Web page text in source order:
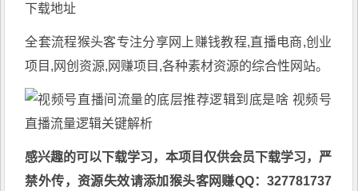
下载地址
全套流程猴头客专注分享网上赚钱教程,直播电商,创业
项目,网创资源, 网赚项目 ,各种素材资源的综合性网站。
感兴趣的可以下载学习，本项目仅供会员下载学习，严
禁外传，资源失效请添加猴头客网赚QQ：327781737